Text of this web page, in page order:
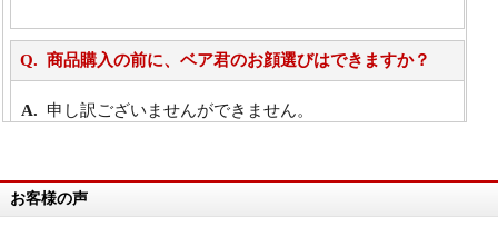
商品購入の前に、ベア君のお顔選びはできますか？
申し訳ございませんができません。
万が一欲しい商品が見つからない場合は、探して取り
お客様の声